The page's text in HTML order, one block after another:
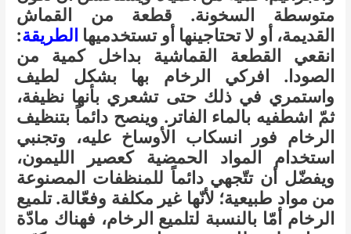
متوسطة السخونة. قطعة من القماش
القديمة، أو لا تحتاجينها أو تستخدميها الطريقة:
انقعي القطعة القماشية بداخل كمية من
الصودا. افركي الرخام بها بشكل لطيف
واستمري في ذلك حتى تشعري بأنها نظيفة،
ثمّ اشطفيه بالماء الفاتر. وينصح دائماً بتنظيف
الرخام فور انسكاب الأوساخ عليه، وتجنبي
استخدام المواد الحمضية كعصير الليمون،
ويفضّل أن تتّجهي دائماً للمنظفات المصنوعة
من مواد طبيعية؛ لأنّها غير مكلفة وفعّالة. تلميع
الرخام أمّا بالنسبة لتلميع الرخام، فهناك مادّة